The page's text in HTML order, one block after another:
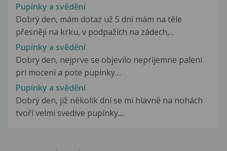
Pupínky a svědění
Dobrý den, mám dotaz už 5 dní mám na těle
přesněji na krku, v podpažích na zádech,...
Pupínky a svědění
Dobry den, nejprve se objevilo neprijemne paleni
pri moceni a pote pupinky....
Pupínky a svědění
Dobrý den, již několik dní se mi hlavně na nohách
tvoří velmi svedive pupínky....